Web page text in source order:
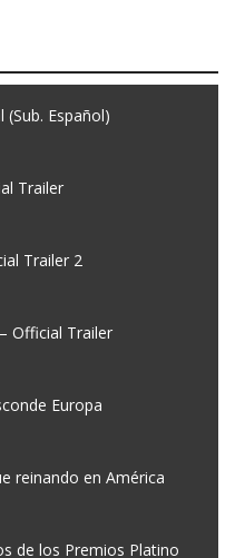
Español)
Trailer
Trailer 2
Official Trailer
Europa
reinando en América
de los Premios Platino